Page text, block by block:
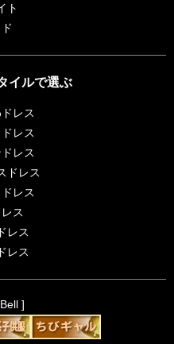
ト
イルで選ぶ
レス
レス
レス
ドレス
レス
ス
レス
レス
]